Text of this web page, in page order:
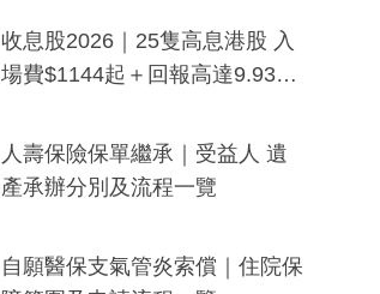
一度被誤當詐騙手段
收息股2026｜25隻高息港股 入
場費$1144起＋回報高達9.93
人壽保險保單繼承｜受益人 遺
產承辦分別及流程一覽
自願醫保支氣管炎索償｜住院保